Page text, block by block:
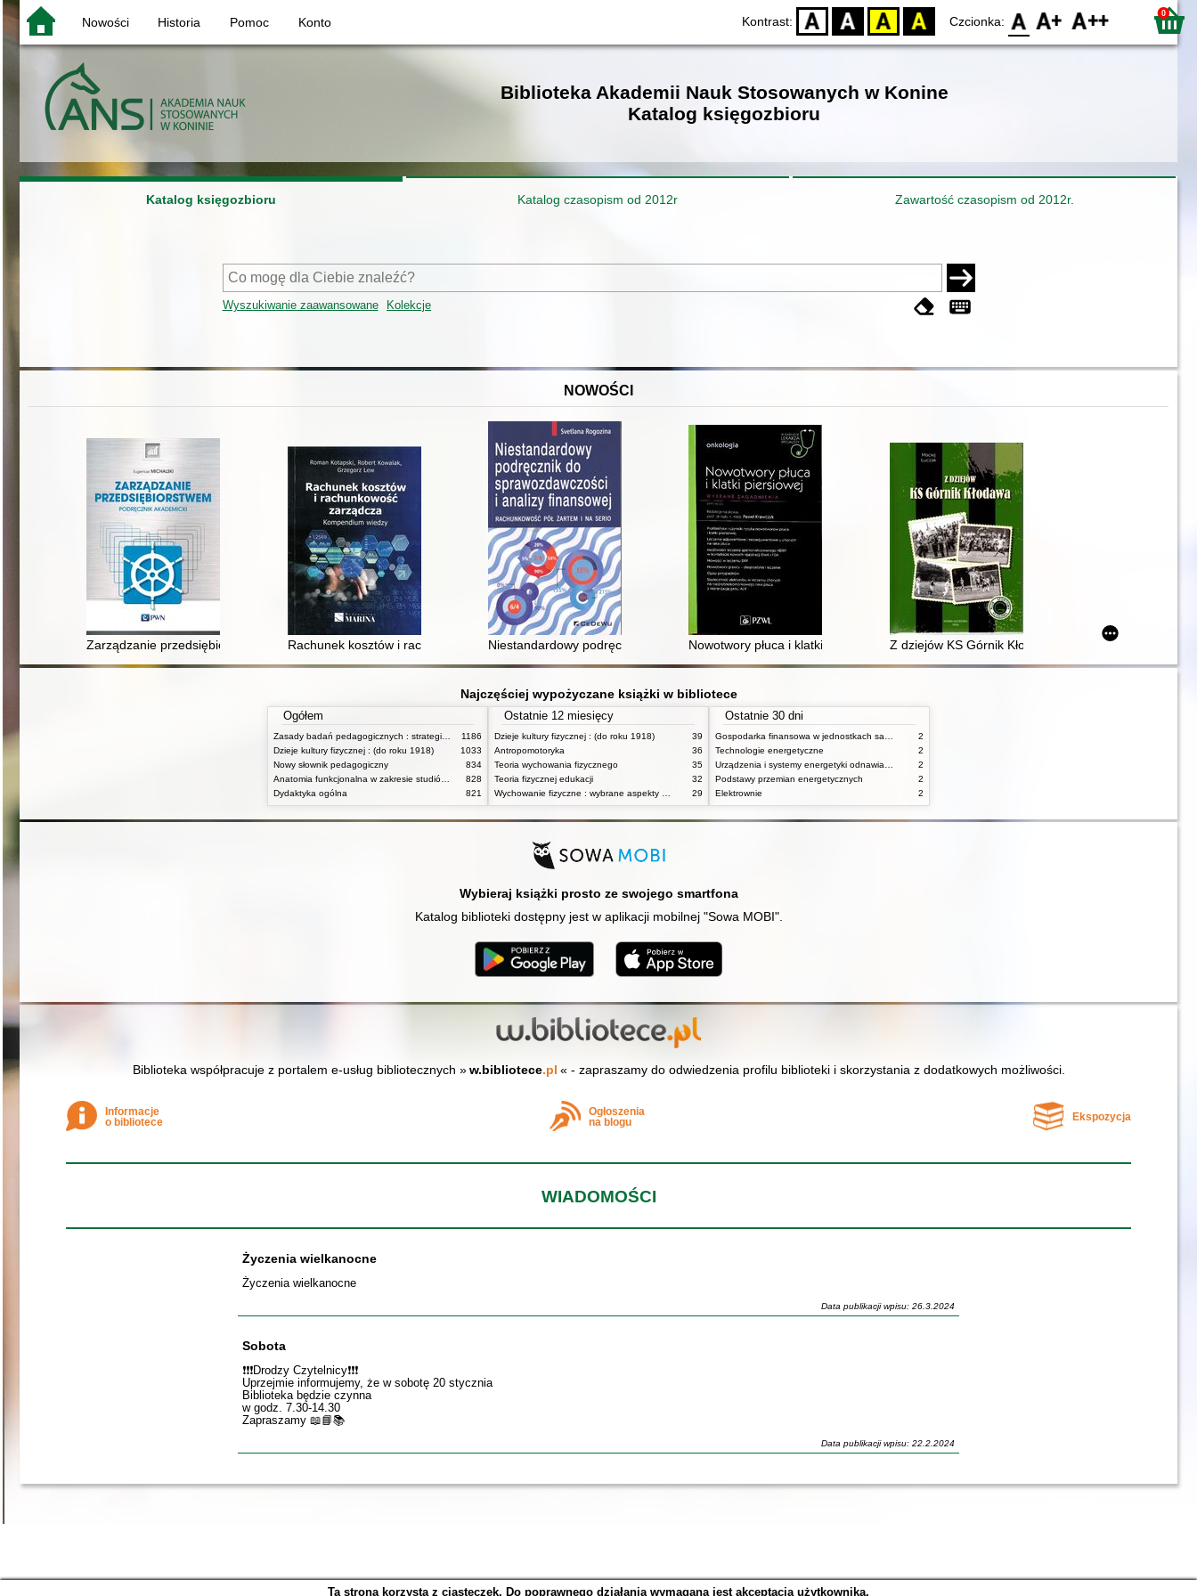
Nowości Historia Pomoc Konto Kontrast: D BW YB BY Czcionka: F0 F1 F2 0
Biblioteka Akademii Nauk Stosowanych w Konine
Katalog księgozbioru
Katalog księgozbioru Katalog czasopism od 2012r Zawartość czasopism od 2012r.
Wyszukiwanie zaawansowane Kolekcje
NOWOŚCI
Zarządzanie przedsiębiorstwem : podręcznik akademickiRachunek kosztów i rachunkowość zarządcza : kompendium wiedzyNiestandardowy podręcznik do sprawozdawczości i analizy finansowej : rachunkowość pół żartem i na serio
Nowotwory płuca i klatki piersiowej : wybrane zagadnienia
Z dziejów KS Górnik Kłodawa
Najczęściej wypożyczane książki w bibliotece
Ogółem
1186
Dzieje kultury fizycznej : (do roku 1918)
1033
Nowy słownik pedagogiczny
834
828
Dydaktyka ogólna
821
Ostatnie 12 miesięcy
Dzieje kultury fizycznej : (do roku 1918)
39
Antropomotoryka
36
Teoria wychowania fizycznego
35
Teoria fizycznej edukacji
32
29
Ostatnie 30 dni
2
Technologie energetyczne
2
2
Podstawy przemian energetycznych
2
Elektrownie
2
Wybieraj książki prosto ze swojego smartfona
Katalog biblioteki dostępny jest w aplikacji mobilnej "Sowa MOBI".
Biblioteka współpracuje z portalem e-usług bibliotecznych » w.bibliotece.pl « - zapraszamy do odwiedzenia profilu biblioteki i skorzystania z dodatkowych możliwości.
Informacje
o bibliotece
Ogłoszenia
na blogu
Ekspozycja
WIADOMOŚCI
Życzenia wielkanocne
Życzenia wielkanocne
Data publikacji wpisu: 26.3.2024
Sobota
❗️❗️❗️Drodzy Czytelnicy❗️❗️❗️
Uprzejmie informujemy, że w sobotę 20 stycznia
Biblioteka będzie czynna
w godz. 7.30-14.30
Zapraszamy 📖📘📚
Data publikacji wpisu: 22.2.2024
Ta strona korzysta z ciasteczek. Do poprawnego działania wymagana jest akceptacja użytkownika.